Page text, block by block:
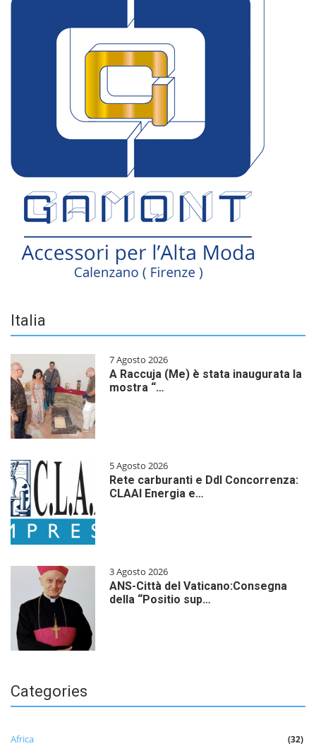
Italia
7 Agosto 2026
A Raccuja (Me) è stata inaugurata la
mostra “…
5 Agosto 2026
Rete carburanti e Ddl Concorrenza:
CLAAI Energia e…
3 Agosto 2026
ANS-Città del Vaticano:Consegna
della “Positio sup…
Categories
Africa (32)